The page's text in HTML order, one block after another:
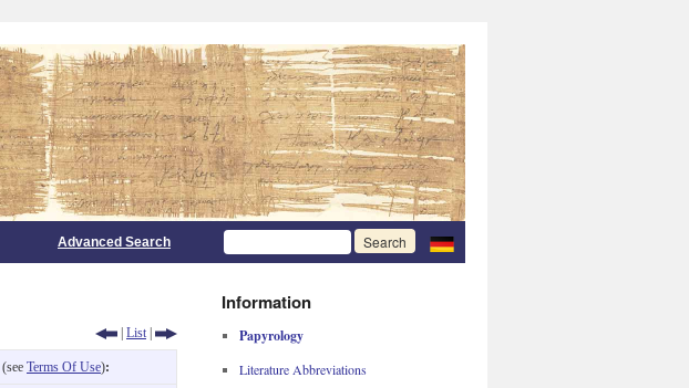
Advanced Search
| List |
(see Terms Of Use):
Information
Papyrology
Literature Abbreviations